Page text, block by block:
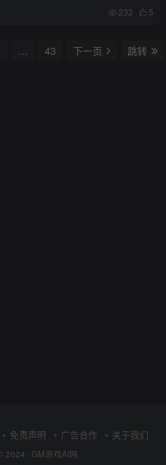
232 5
… 43 下一页 跳转
免责声明 广告合作 关于我们
2024 · GM游戏AI网